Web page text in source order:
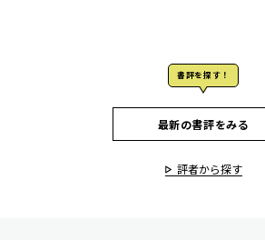
書評を探す！
最新の書評をみる
評者から探す